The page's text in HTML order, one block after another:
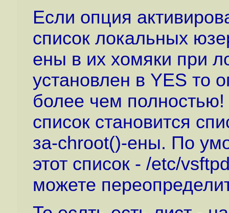
Если опция
список локальных
ены в их хомяки при
установлен в YES то
более чем
список становится
за-chroot()-ены. По
этот список - /etc/
можете